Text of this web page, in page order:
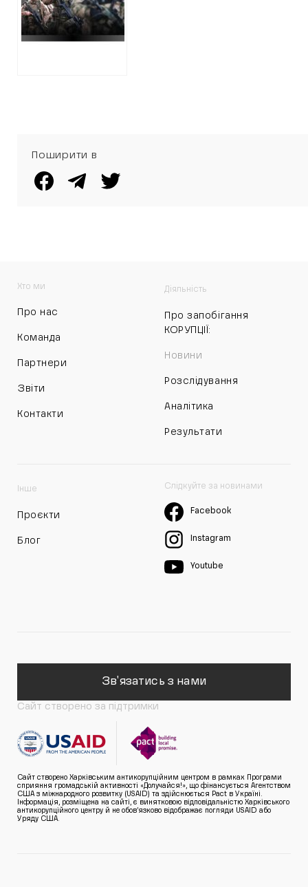
убили жителя
Богодухівського
району за
Поширити в
Хто ми
Про нас
Команда
Партнери
Звіти
Контакти
Діяльність
Про запобігання
КОРУПЦІЇ:
Новини
Розслідування
Аналітика
Результати
Інше
Проєкти
Блог
Слідкуйте за новинами
Facebook
Instagram
Youtube
Зв'язатись з нами
Сайт створено за підтримки
Сайт створено Харківським антикорупційним центром в рамках Програми
сприяння громадській активності «Долучайся!», що фінансується Агентством
США з міжнародного розвитку (USAID) та здійснюється Pact в Україні.
Інформація, розміщена на сайті, є винятковою відповідальністю Харківського
антикорупційного центру й не обов’язково відображає погляди USAID або
Уряду США.